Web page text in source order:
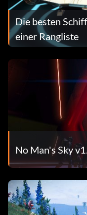
Die besten
einer Rangliste
No Man's Sky